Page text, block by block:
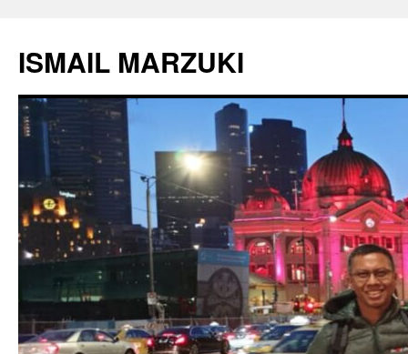
isi
ISMAIL MARZUKI